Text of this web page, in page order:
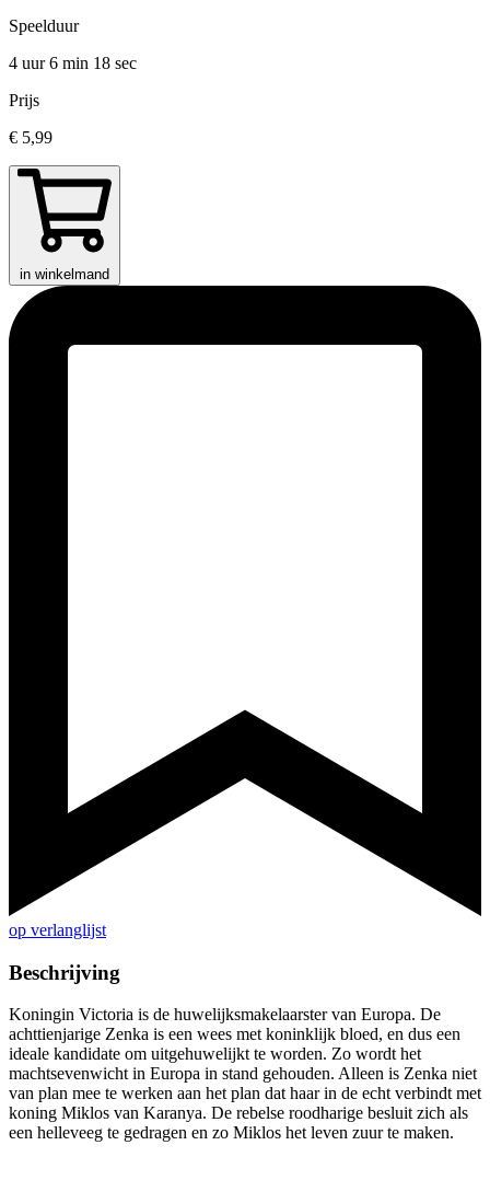
Speelduur
4 uur 6 min 18 sec
Prijs
€ 5,99
in winkelmand
op verlanglijst
Beschrijving
Koningin Victoria is de huwelijksmakelaarster van Europa. De
achttienjarige Zenka is een wees met koninklijk bloed, en dus een
ideale kandidate om uitgehuwelijkt te worden. Zo wordt het
machtsevenwicht in Europa in stand gehouden. Alleen is Zenka niet
van plan mee te werken aan het plan dat haar in de echt verbindt met
koning Miklos van Karanya. De rebelse roodharige besluit zich als
een helleveeg te gedragen en zo Miklos het leven zuur te maken.